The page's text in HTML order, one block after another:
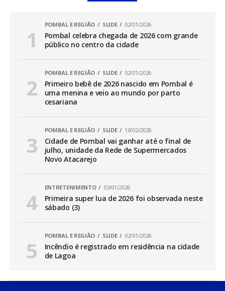
POMBAL E REGIÃO SLIDE 02/01/2026
Pombal celebra chegada de 2026 com grande
público no centro da cidade
POMBAL E REGIÃO SLIDE 02/01/2026
Primeiro bebê de 2026 nascido em Pombal é
uma menina e veio ao mundo por parto
cesariana
POMBAL E REGIÃO SLIDE 10/02/2026
Cidade de Pombal vai ganhar até o final de
julho, unidade da Rede de Supermercados
Novo Atacarejo
ENTRETENIMENTO 03/01/2026
Primeira super lua de 2026 foi observada neste
sábado (3)
POMBAL E REGIÃO SLIDE 02/01/2026
Incêndio é registrado em residência na cidade
de Lagoa